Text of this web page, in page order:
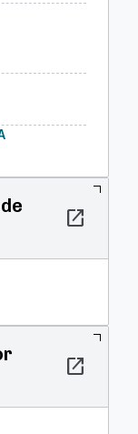
open_in_new
open_in_new